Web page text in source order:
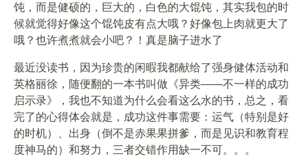
饨，而是健硕的，巨大的，白色的大馄饨，其实我包的时
候就觉得好像这个馄饨皮有点大哦？好像包上肉就更大了
哦？也许煮煮就会小吧？！真是脑子进水了
最近没读书，因为珍贵的闲暇我都献给了强身健体活动和
英格丽徐，随便翻的一本书叫做《异类——不一样的成功
启示录》，我也不知道为什么会看这么水的书，总之，看
完了的心得体会就是，成功这件事需要：运气（特别是好
的时机）、出身（倒不是赤果果拼爹，而是见识和教育程
度神马的）和努力，三者交错作用缺一不可。。。